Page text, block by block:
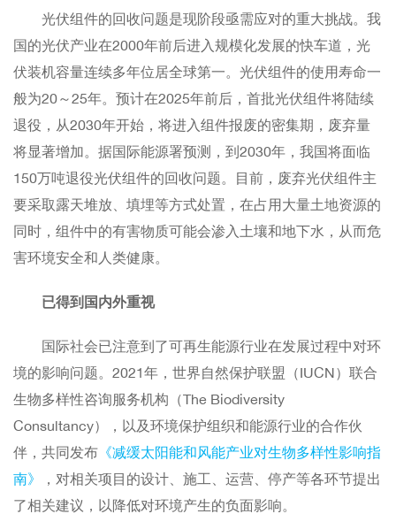
光伏组件的回收问题是现阶段亟需应对的重大挑战。我
国的光伏产业在2000年前后进入规模化发展的快车道，光
伏装机容量连续多年位居全球第一。光伏组件的使用寿命一
般为20～25年。预计在2025年前后，首批光伏组件将陆续
退役，从2030年开始，将进入组件报废的密集期，废弃量
将显著增加。据国际能源署预测，到2030年，我国将面临
150万吨退役光伏组件的回收问题。目前，废弃光伏组件主
要采取露天堆放、填埋等方式处置，在占用大量土地资源的
同时，组件中的有害物质可能会渗入土壤和地下水，从而危
害环境安全和人类健康。
已得到国内外重视
国际社会已注意到了可再生能源行业在发展过程中对环
境的影响问题。2021年，世界自然保护联盟（IUCN）联合
生物多样性咨询服务机构（The Biodiversity
Consultancy），以及环境保护组织和能源行业的合作伙
伴，共同发布 《减缓太阳能和风能产业对生物多样性影响指
南》
，对相关项目的设计、施工、运营、停产等各环节提出
了相关建议，以降低对环境产生的负面影响。